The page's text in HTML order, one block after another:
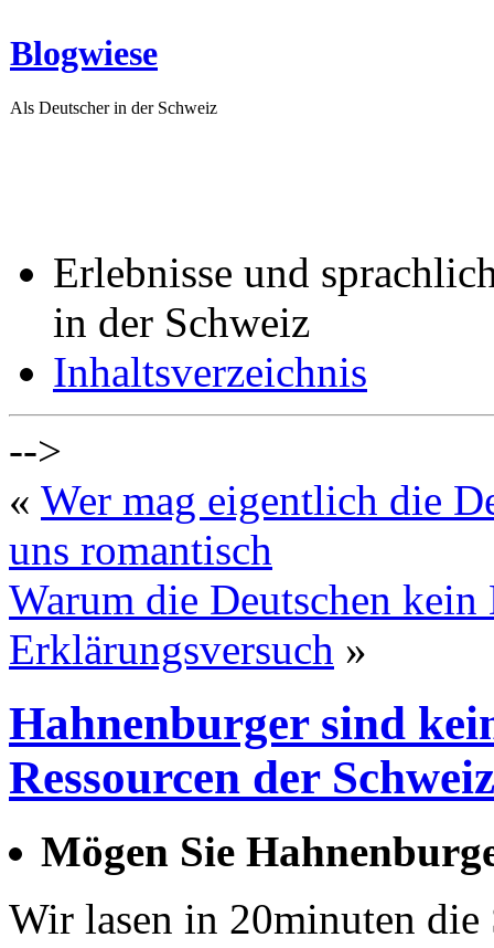
Blogwiese
Als Deutscher in der Schweiz
Erlebnisse und
in der Schweiz
Inhaltsverzeichnis
-->
« Wer mag eigentlich die
uns romantisch
Warum die Deutschen
Erklärungsversuch »
Hahnenburger sind
Ressourcen der Schweiz
Mögen Sie
Wir lasen in 20minuten die